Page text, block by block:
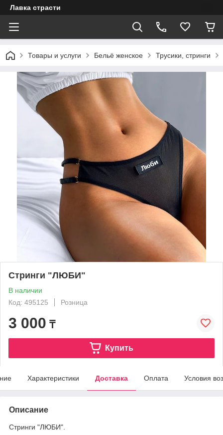
Лавка страсти
Товары и услуги Бельё женское Трусики, стринги
Стринги "ЛЮБИ"
В наличии
Код: 495125
Розница
3 000 ₸
Купить
Характеристики Доставка Оплата Условия
Описание
Стринги "ЛЮБИ".